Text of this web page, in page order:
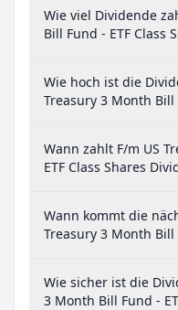
Wie viel Dividende
Bill Fund - ETF Class
Wie hoch ist die
Treasury 3 Month Bill
Wann zahlt F/m US
ETF Class Shares
Wann kommt die
Treasury 3 Month Bill
Wie sicher ist die
3 Month Bill Fund -